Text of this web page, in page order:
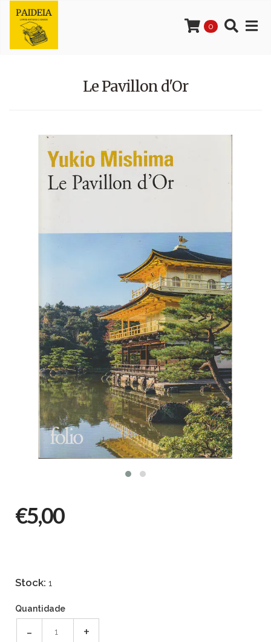
0
Le Pavillon d'Or
€5,00
Stock: 1
Quantidade
- +